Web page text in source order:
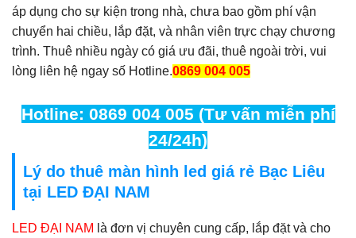
áp dụng cho sự kiện trong nhà, chưa bao gồm phí vận
chuyển hai chiều, lắp đặt, và nhân viên trực chạy chương
trình. Thuê nhiều ngày có giá ưu đãi, thuê ngoài trời, vui
lòng liên hệ ngay số Hotline.0869 004 005
Hotline: 0869 004 005 (Tư vấn miễn phí
24/24h)
Lý do thuê màn hình led giá rẻ Bạc Liêu
tại LED ĐẠI NAM
LED ĐẠI NAM là đơn vị chuyên cung cấp, lắp đặt và cho